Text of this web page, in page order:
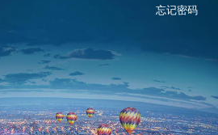
忘记密码